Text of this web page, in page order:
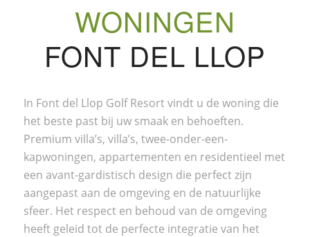
WONINGEN
FONT DEL LLOP
In Font del Llop Golf Resort vindt u de woning die
het beste past bij uw smaak en behoeften.
Premium villa’s, villa’s, twee-onder-een-
kapwoningen, appartementen en residentieel met
een avant-gardistisch design die perfect zijn
aangepast aan de omgeving en de natuurlijke
sfeer. Het respect en behoud van de omgeving
heeft geleid tot de perfecte integratie van het